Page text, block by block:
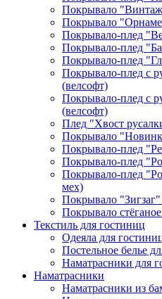
Покрывало
Покрывало
Покрывало-плед
Покрывало-плед
Покрывало-плед
Покрывало-плед с
(велсофт)
Покрывало-плед с
(велсофт)
Плед "Хвост
Покрывало
Покрывало-плед
Покрывало-плед
Покрывало-плед
мех)
Покрывало
Покрывало
Текстиль для гостиниц
Одеяла для
Постельное белье
Наматрасники для
Наматрасники
Наматрасники из